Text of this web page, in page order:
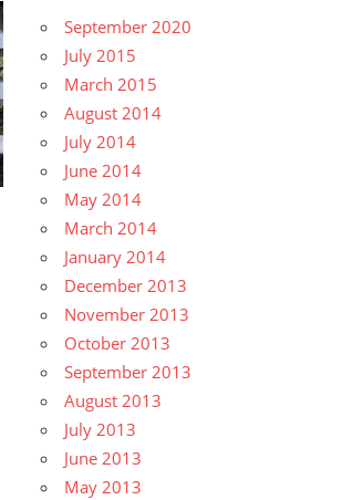
September 2020
July 2015
March 2015
August 2014
July 2014
June 2014
May 2014
March 2014
January 2014
December 2013
November 2013
October 2013
September 2013
August 2013
July 2013
June 2013
May 2013